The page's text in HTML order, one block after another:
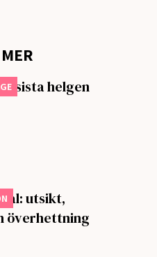
sista helgen
utsikt,
överhettning